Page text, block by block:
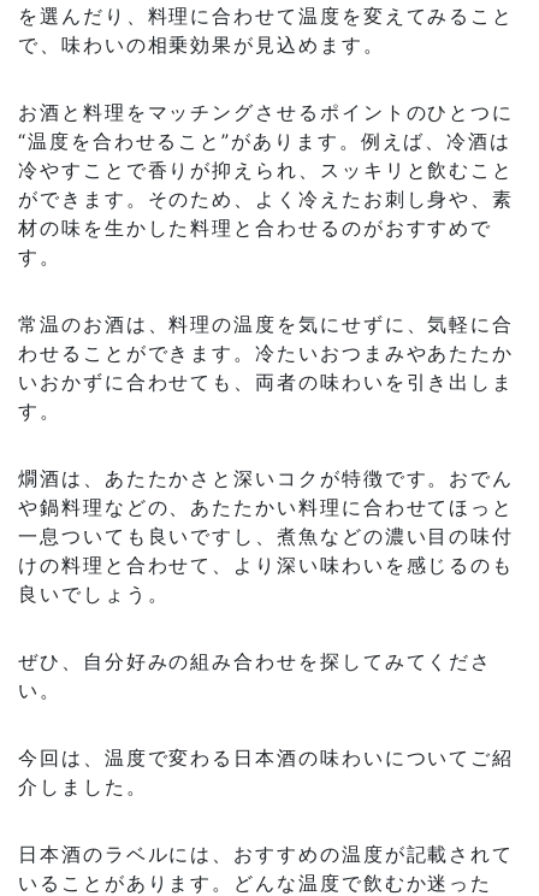
を選んだり、料理に合わせて温度を変えてみること
で、味わいの相乗効果が見込めます。
お酒と料理をマッチングさせるポイントのひとつに
“温度を合わせること”があります。例えば、冷酒は
冷やすことで香りが抑えられ、スッキリと飲むこと
ができます。そのため、よく冷えたお刺し身や、素
材の味を生かした料理と合わせるのがおすすめで
す。
常温のお酒は、料理の温度を気にせずに、気軽に合
わせることができます。冷たいおつまみやあたたか
いおかずに合わせても、両者の味わいを引き出しま
す。
燗酒は、あたたかさと深いコクが特徴です。おでん
や鍋料理などの、あたたかい料理に合わせてほっと
一息ついても良いですし、煮魚などの濃い目の味付
けの料理と合わせて、より深い味わいを感じるのも
良いでしょう。
ぜひ、自分好みの組み合わせを探してみてくださ
い。
今回は、温度で変わる日本酒の味わいについてご紹
介しました。
日本酒のラベルには、おすすめの温度が記載されて
いることがあります。どんな温度で飲むか迷った